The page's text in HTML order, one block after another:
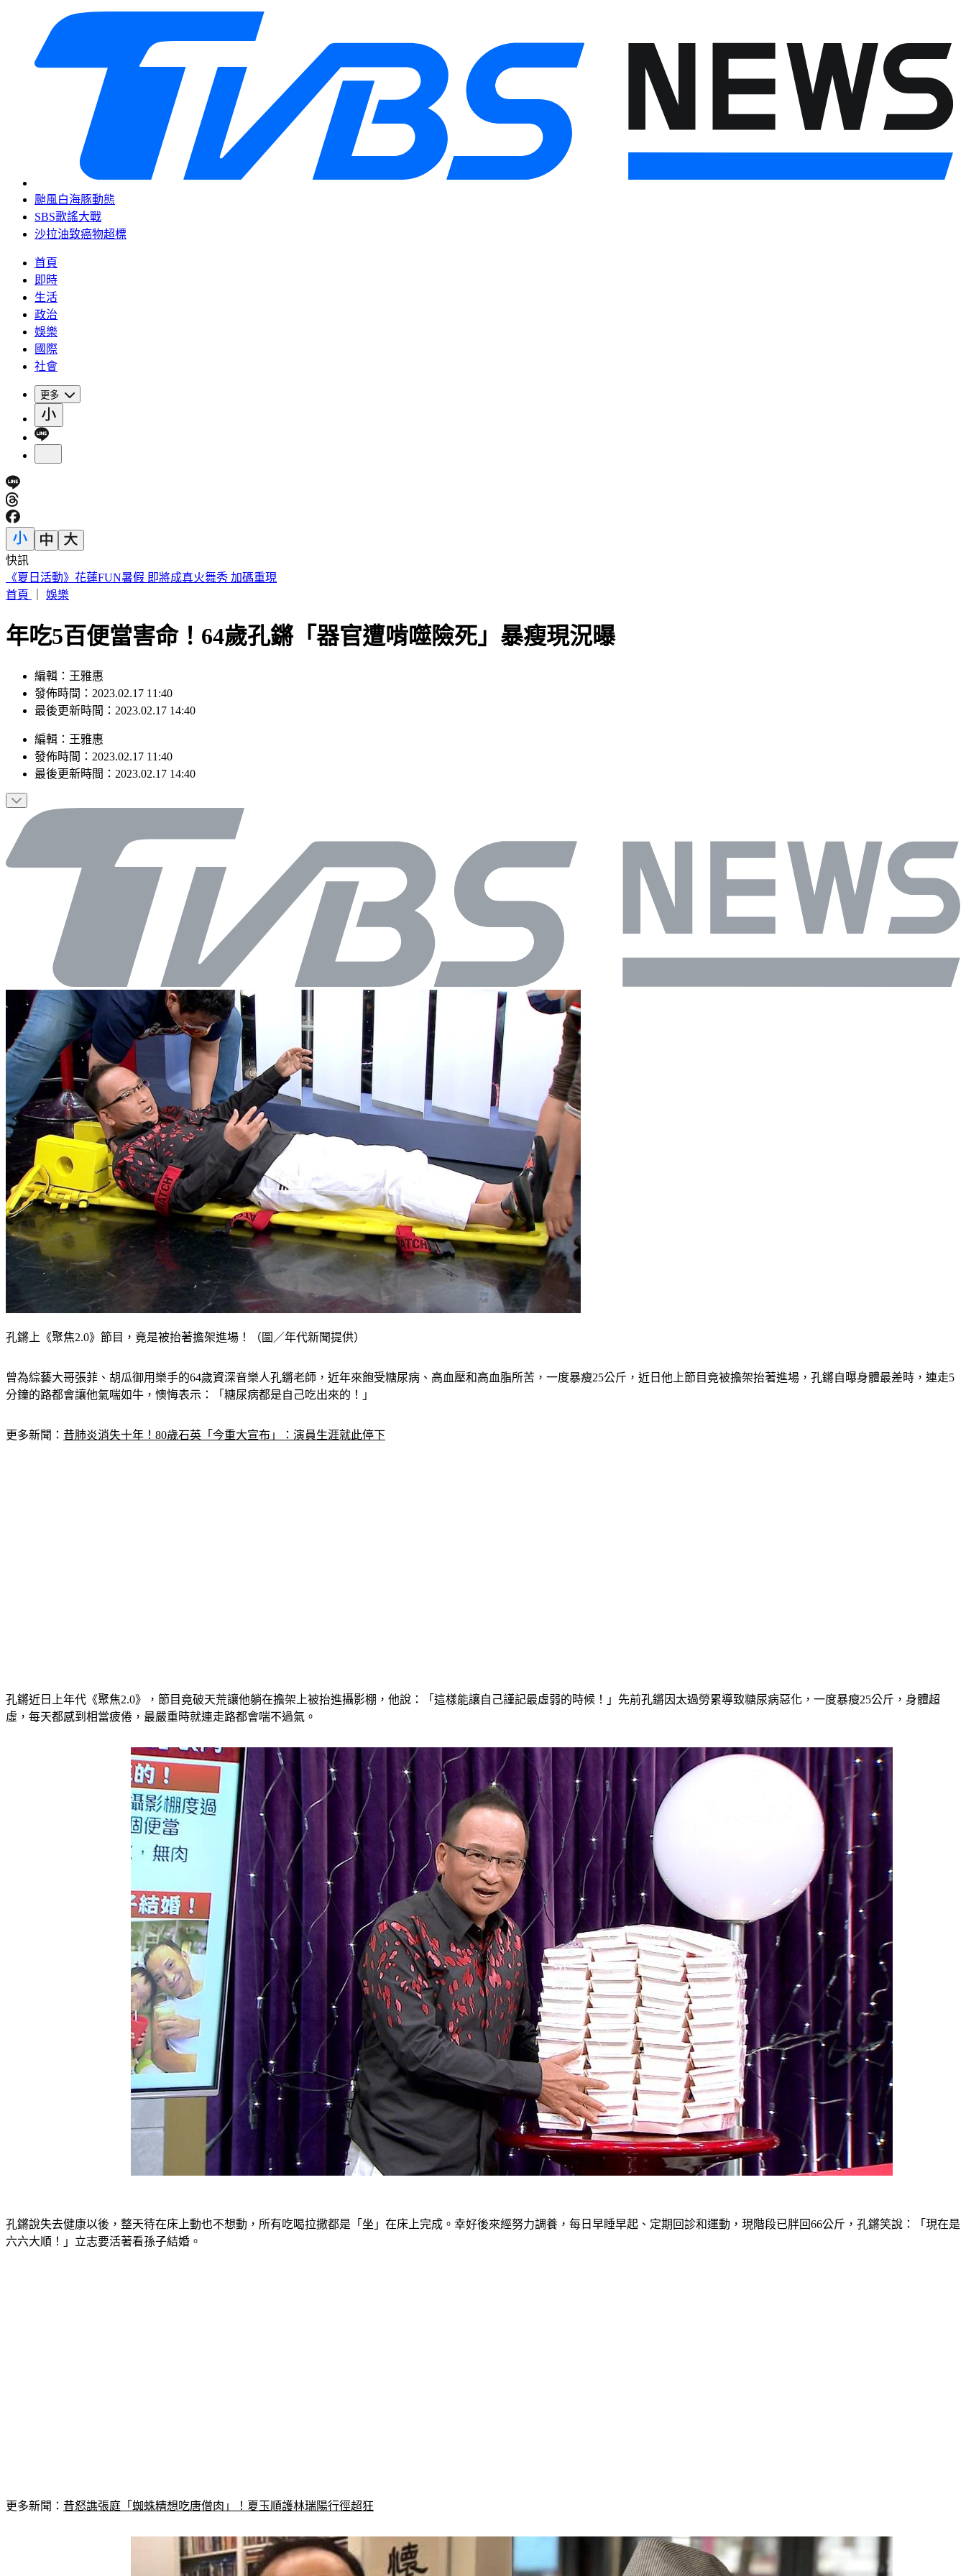
颱風白海豚動態
SBS歌謠大戰
沙拉油致癌物超標
首頁
即時
生活
政治
娛樂
國際
社會
更多
快訊
《夏日活動》花蓮FUN暑假 即將成真火舞秀 加碼重現
首頁
娛樂
年吃5百便當害命！64歲孔鏘「器官遭啃噬險死」暴瘦現況曝
編輯：王雅惠
發佈時間：2023.02.17 11:40
最後更新時間：2023.02.17 14:40
編輯 ： 王雅惠
發佈時間： 2023.02.17 11:40
最後更新時間： 2023.02.17 14:40
孔鏘上《聚焦2.0》節目，竟是被抬著擔架進場！（圖／年代新聞提供）
曾為綜藝大哥張菲、胡瓜御用樂手的64歲資深音樂人孔鏘老師，近年來飽受糖尿病、高血壓和高血脂所苦，一度暴瘦25公斤，近日他上節目竟被擔架抬著進場，孔鏘自曝身體最差時，連走5
分鐘的路都會讓他氣喘如牛，懊悔表示：「糖尿病都是自己吃出來的！」
更多新聞： 昔肺炎消失十年！80歲石英「今重大宣布」：演員生涯就此停下
孔鏘近日上年代《聚焦2.0》，節目竟破天荒讓他躺在擔架上被抬進攝影棚，他說：「這樣能讓自己謹記最虛弱的時候！」先前孔鏘因太過勞累導致糖尿病惡化，一度暴瘦25公斤，身體超
虛，每天都感到相當疲倦，最嚴重時就連走路都會喘不過氣。
孔鏘說失去健康以後，整天待在床上動也不想動，所有吃喝拉撒都是「坐」在床上完成。幸好後來經努力調養，每日早睡早起、定期回診和運動，現階段已胖回66公斤，孔鏘笑說：「現在是
六六大順！」立志要活著看孫子結婚。
更多新聞： 昔怒譙張庭「蜘蛛精想吃唐僧肉」！夏玉順護林瑞陽行徑超狂